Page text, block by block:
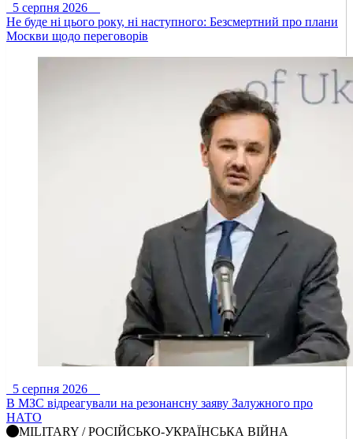
5 серпня 2026
Не буде ні цього року, ні наступного: Безсмертний про плани
Москви щодо переговорів
5 серпня 2026
В МЗС відреагували на резонансну заяву Залужного про
НАТО
MILITARY / РОСІЙСЬКО-УКРАЇНСЬКА ВІЙНА